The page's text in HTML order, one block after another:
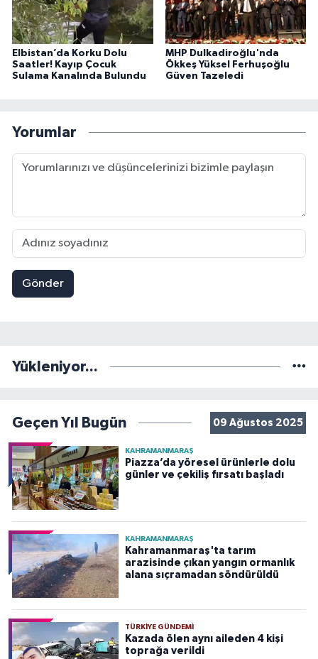
Elbistan’da Korku Dolu
Saatler! Kayıp Çocuk
Sulama Kanalında Bulundu
MHP Dulkadiroğlu'nda
Ökkeş Yüksel Ferhuşoğlu
Güven Tazeledi
Yorumlar
Gönder
Yükleniyor...
Geçen Yıl Bugün 09 Ağustos 2025
KAHRAMANMARAŞ
Piazza’da yöresel ürünlerle dolu
günler ve çekiliş fırsatı başladı
KAHRAMANMARAŞ
Kahramanmaraş'ta tarım
arazisinde çıkan yangın ormanlık
alana sıçramadan söndürüldü
TÜRKIYE GÜNDEMI
Kazada ölen aynı aileden 4 kişi
toprağa verildi